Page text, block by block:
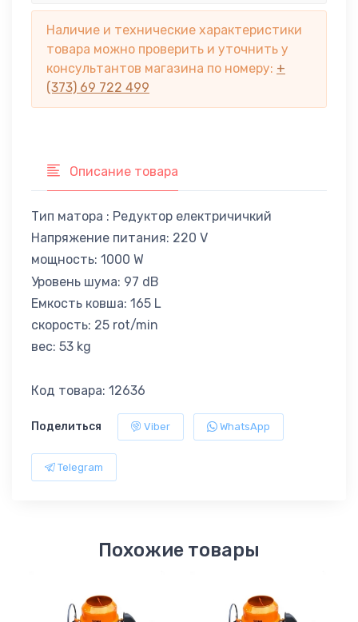
Наличие и технические характеристики
товара можно проверить и уточнить у
консультантов магазина по номеру: +
(373) 69 722 499
Описание товара
Тип матора : Редуктор електричичкий
Напряжение питания: 220 V
мощность: 1000 W
Уровень шума: 97 dB
Емкость ковша: 165 L
скорость: 25 rot/min
вес: 53 kg
Код товара: 12636
Поделиться Viber WhatsApp
Telegram
Похожие товары